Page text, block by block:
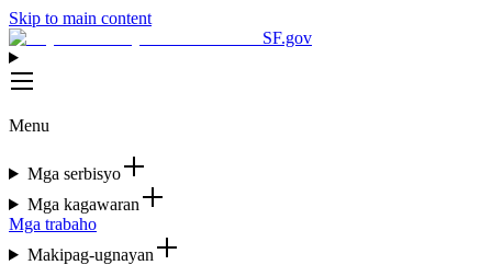
Skip to main content
SF.gov
Menu
Mga serbisyo
Mga kagawaran
Mga trabaho
Makipag-ugnayan